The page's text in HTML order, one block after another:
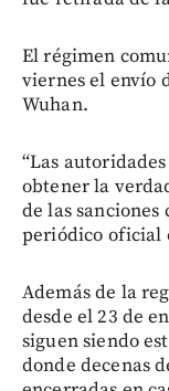
El régimen
viernes el envío
Wuhan.
“Las
obtener la
de las
periódico oficial
Además de la
desde el 23 de
siguen siendo
donde decenas